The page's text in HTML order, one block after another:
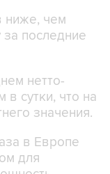
ниже, чем
за последние
нетто-
в сутки, что на
значения.
в Европе
для